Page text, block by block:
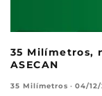
35 Milímetros,
ASECAN
35 Milímetros · 04/12/